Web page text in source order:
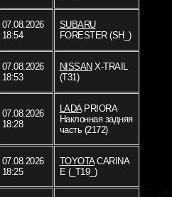
07.08.2026
18:54
SUBARU
FORESTER (SH_)
07.08.2026
18:53
NISSAN X-TRAIL
(T31)
07.08.2026
18:28
LADAPRIORA
Наклонная задняя
часть (2172)
07.08.2026
18:25
TOYOTACARINA
E (_T19_)